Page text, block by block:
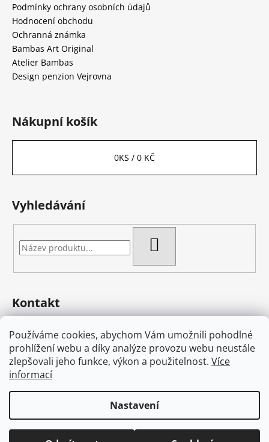
Používáme cookies, abychom Vám umožnili pohodlné
prohlížení webu a díky analýze provozu webu neustále
zlepšovali jeho funkce, výkon a použitelnost. Více
informací
Nastavení
Podmínky ochrany osobních údajů
Hodnocení obchodu
Ochranná známka
Bambas Art Original
Atelier Bambas
Design penzion Vejrovna
Nákupní košík
0KS / 0 KČ
Vyhledávání
Kontakt
eshop
bambas-art.cz
733 225 806
603 582 868
Bambas Art na Facebooku
Copyright 2026Bambas Art Original. Všechna práva